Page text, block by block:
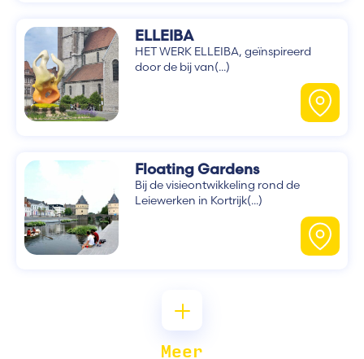
ELLEIBA
HET WERK ELLEIBA, geïnspireerd
door de bij van(...)
Floating Gardens
Bij de visieontwikkeling rond de
Leiewerken in Kortrijk(...)
Meer